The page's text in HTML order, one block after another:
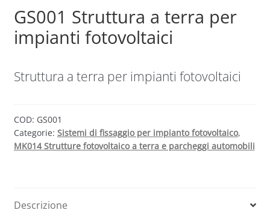
Shop
GS001 Struttura a terra per
impianti fotovoltaici
Struttura a terra per impianti fotovoltaici
COD: GS001
Categorie: Sistemi di fissaggio per impianto fotovoltaico,
MK014 Strutture fotovoltaico a terra e parcheggi automobili
Descrizione